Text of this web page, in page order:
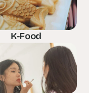
K-Food